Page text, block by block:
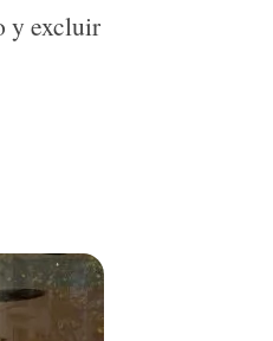
y excluir